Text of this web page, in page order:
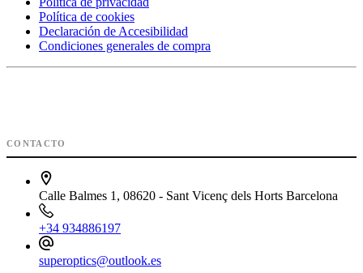
Política de cookies
Declaración de Accesibilidad
Condiciones generales de compra
CONTACTO
Calle Balmes 1, 08620 - Sant Vicenç dels Horts Barcelona
+34 934886197
superoptics@outlook.es